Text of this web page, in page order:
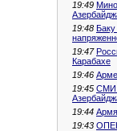
19:49
19:48
19:47
Карабахе
19:46
19:45 СМИ:
19:44
19:43